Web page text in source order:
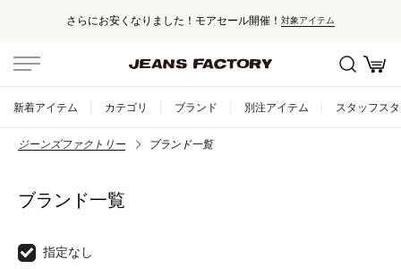
さらにお安くなりました！モアセール開催！ 対象アイテム
新着アイテム カテゴリ ブランド 別注アイテム スタッフス
ジーンズファクトリー ブランド一覧
ブランド一覧
指定なし